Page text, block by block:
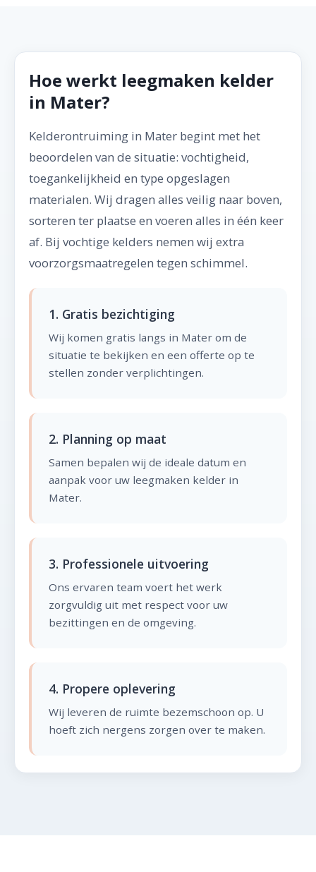
Hoe werkt leegmaken kelder
in Mater?
Kelderontruiming in Mater begint met het
beoordelen van de situatie: vochtigheid,
toegankelijkheid en type opgeslagen
materialen. Wij dragen alles veilig naar boven,
sorteren ter plaatse en voeren alles in één keer
af. Bij vochtige kelders nemen wij extra
voorzorgsmaatregelen tegen schimmel.
1. Gratis bezichtiging
Wij komen gratis langs in Mater om de
situatie te bekijken en een offerte op te
stellen zonder verplichtingen.
2. Planning op maat
Samen bepalen wij de ideale datum en
aanpak voor uw leegmaken kelder in
Mater.
3. Professionele uitvoering
Ons ervaren team voert het werk
zorgvuldig uit met respect voor uw
bezittingen en de omgeving.
4. Propere oplevering
Wij leveren de ruimte bezemschoon op. U
hoeft zich nergens zorgen over te maken.